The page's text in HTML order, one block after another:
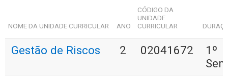
NOME DA UNIDADE CURRICULAR ANO
CÓDIGO DA
UNIDADE
CURRICULAR
Gestão de Riscos 2 02041672
1º